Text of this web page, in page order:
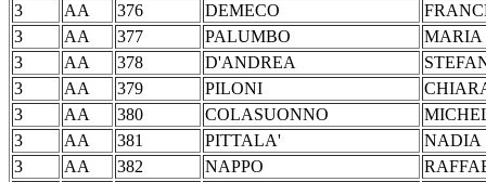
3
AA 376 DEMECO
3
AA 377 PALUMBO
3
AA 378 D'ANDREA
3
AA 379 PILONI
3
AA 380 COLASUONNO
3
AA 381 PITTALA'
3
AA 382 NAPPO